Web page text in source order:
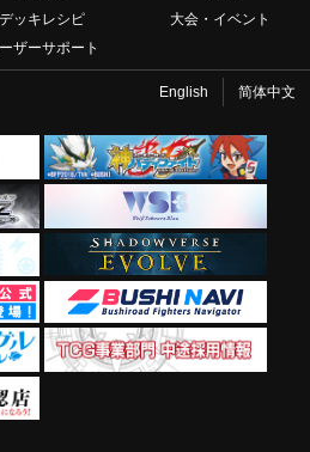
デッキレシピ
大会・イベント
ザーサポート
English 简体中文